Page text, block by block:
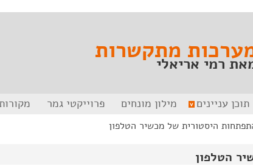
מתקשרותרמי אריאלי
תוכן עניינים מילון מונחים פרוייקטי גמר
היסטורית של מכשיר הטלפון
הטלפון